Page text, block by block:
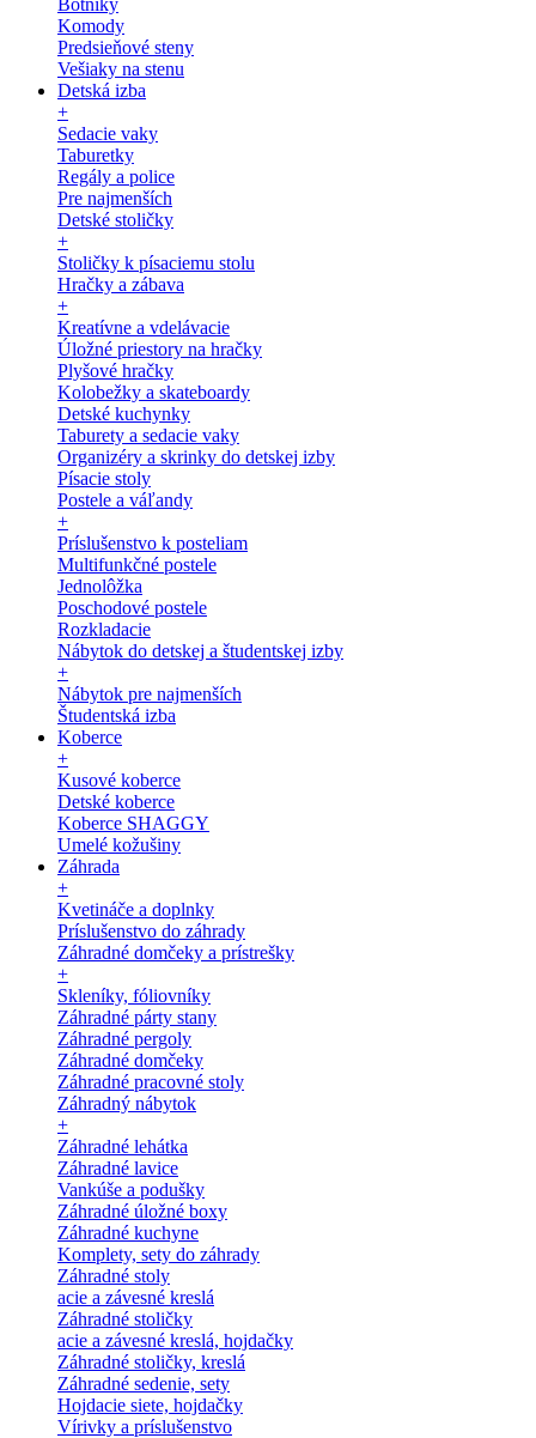
Botníky
Komody
Predsieňové steny
Vešiaky na stenu
Detská izba
+
Sedacie vaky
Taburetky
Regály a police
Pre najmenších
Detské stoličky
+
Stoličky k písaciemu stolu
Hračky a zábava
+
Kreatívne a vdelávacie
Úložné priestory na hračky
Plyšové hračky
Kolobežky a skateboardy
Detské kuchynky
Taburety a sedacie vaky
Organizéry a skrinky do detskej izby
Písacie stoly
Postele a váľandy
+
Príslušenstvo k posteliam
Multifunkčné postele
Jednolôžka
Poschodové postele
Rozkladacie
Nábytok do detskej a študentskej izby
+
Nábytok pre najmenších
Študentská izba
Koberce
+
Kusové koberce
Detské koberce
Koberce SHAGGY
Umelé kožušiny
Záhrada
+
Kvetináče a doplnky
Príslušenstvo do záhrady
Záhradné domčeky a prístrešky
+
Skleníky, fóliovníky
Záhradné párty stany
Záhradné pergoly
Záhradné domčeky
Záhradné pracovné stoly
Záhradný nábytok
+
Záhradné lehátka
Záhradné lavice
Vankúše a podušky
Záhradné úložné boxy
Záhradné kuchyne
Komplety, sety do záhrady
Záhradné stoly
acie a závesné kreslá
Záhradné stoličky
acie a závesné kreslá, hojdačky
Záhradné stoličky, kreslá
Záhradné sedenie, sety
Hojdacie siete, hojdačky
Vírivky a príslušenstvo